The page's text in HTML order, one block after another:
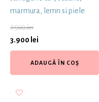
marmura, lemn si piele
7.590lei
3.900 lei
ADAUGĂ ÎN COȘ